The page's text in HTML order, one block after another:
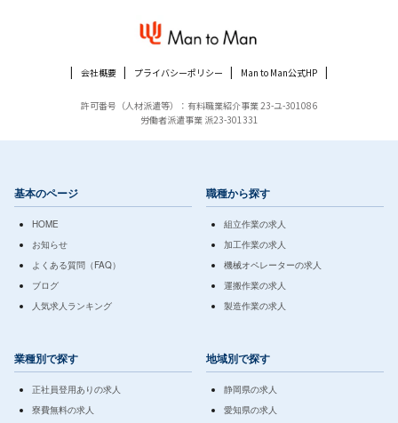
会社概要 プライバシーポリシー Man to Man公式HP
許可番号（人材派遣等）：有料職業紹介事業 23-ユ-301086
労働者派遣事業 派23-301331
基本のページ
HOME
お知らせ
よくある質問（FAQ）
ブログ
人気求人ランキング
職種から探す
組立作業の求人
加工作業の求人
機械オペレーターの求人
運搬作業の求人
製造作業の求人
業種別で探す
正社員登用ありの求人
寮費無料の求人
地域別で探す
静岡県の求人
愛知県の求人